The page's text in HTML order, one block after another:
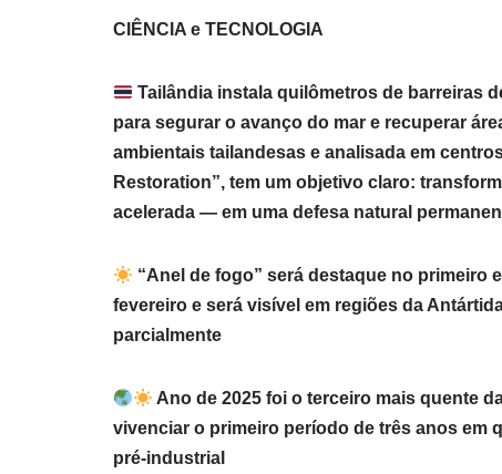
CIÊNCIA e TECNOLOGIA
Tailândia instala quilômetros de barreiras
para segurar o avanço do mar e recuperar
ambientais tailandesas e analisada em
Restoration”, tem um objetivo claro:
acelerada — em uma defesa natural
“Anel de fogo” será destaque no primeiro
fevereiro e será visível em regiões da
parcialmente
Ano de 2025 foi o terceiro mais quente
vivenciar o primeiro período de três anos em
pré-industrial